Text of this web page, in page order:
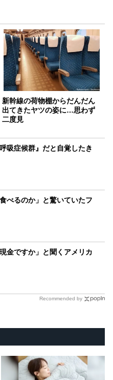
新幹線の荷物棚からだんだん
出てきたヤツの姿に…思わず
二度見
吸症候群』だと自覚したき
べるのか」と驚いていたフ
金ですか」と聞くアメリカ
Recommended by